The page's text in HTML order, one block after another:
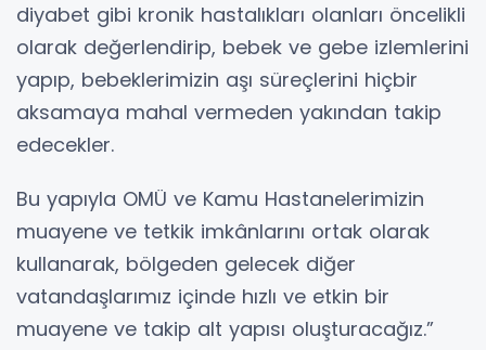
diyabet gibi kronik hastalıkları olanları öncelikli
olarak değerlendirip, bebek ve gebe izlemlerini
yapıp, bebeklerimizin aşı süreçlerini hiçbir
aksamaya mahal vermeden yakından takip
edecekler.
Bu yapıyla OMÜ ve Kamu Hastanelerimizin
muayene ve tetkik imkânlarını ortak olarak
kullanarak, bölgeden gelecek diğer
vatandaşlarımız içinde hızlı ve etkin bir
muayene ve takip alt yapısı oluşturacağız.”